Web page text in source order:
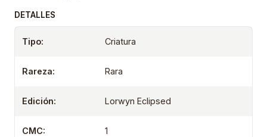
DETALLES
Tipo: Criatura
Rareza: Rara
Edición: Lorwyn Eclipsed
CMC: 1